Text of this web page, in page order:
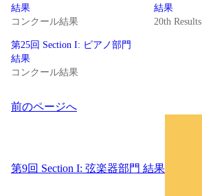
結果
コンクール結果
結果
20th Results
第25回 Section I: ピアノ部門
結果
コンクール結果
投
ゲ
前のページへ
第9回 Section I: 弦楽器部門 結果